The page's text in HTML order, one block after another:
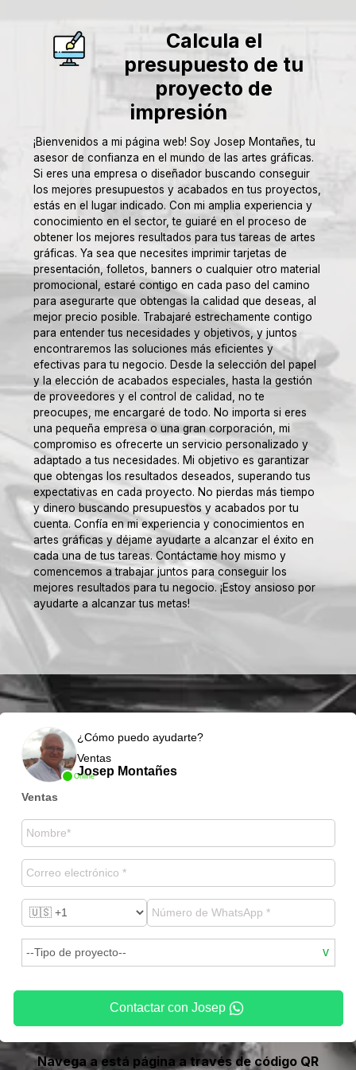
Calcula el
presupuesto de tu
proyecto de
impresión
¡Bienvenidos a mi página web! Soy Josep Montañes, tu
asesor de confianza en el mundo de las artes gráficas.
Si eres una empresa o diseñador buscando conseguir
los mejores presupuestos y acabados en tus proyectos,
estás en el lugar indicado. Con mi amplia experiencia y
conocimiento en el sector, te guiaré en el proceso de
obtener los mejores resultados para tus tareas de artes
gráficas. Ya sea que necesites imprimir tarjetas de
presentación, folletos, banners o cualquier otro material
promocional, estaré contigo en cada paso del camino
para asegurarte que obtengas la calidad que deseas, al
mejor precio posible. Trabajaré estrechamente contigo
para entender tus necesidades y objetivos, y juntos
encontraremos las soluciones más eficientes y
efectivas para tu negocio. Desde la selección del papel
y la elección de acabados especiales, hasta la gestión
de proveedores y el control de calidad, no te
preocupes, me encargaré de todo. No importa si eres
una pequeña empresa o una gran corporación, mi
compromiso es ofrecerte un servicio personalizado y
adaptado a tus necesidades. Mi objetivo es garantizar
que obtengas los resultados deseados, superando tus
expectativas en cada proyecto. No pierdas más tiempo
y dinero buscando presupuestos y acabados por tu
cuenta. Confía en mi experiencia y conocimientos en
artes gráficas y déjame ayudarte a alcanzar el éxito en
cada una de tus tareas. Contáctame hoy mismo y
comencemos a trabajar juntos para conseguir los
mejores resultados para tu negocio. ¡Estoy ansioso por
ayudarte a alcanzar tus metas!
Online
¿Cómo puedo ayudarte?
Ventas
Josep Montañes
Ventas
Contactar con Josep
Navega a está página a través de código QR